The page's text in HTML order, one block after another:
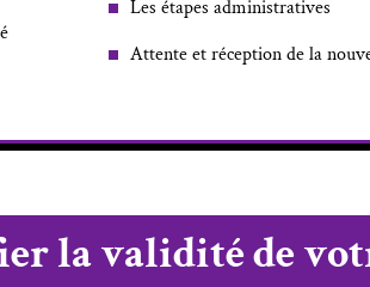
Les étapes administratives
Attente et réception de la
la validité de